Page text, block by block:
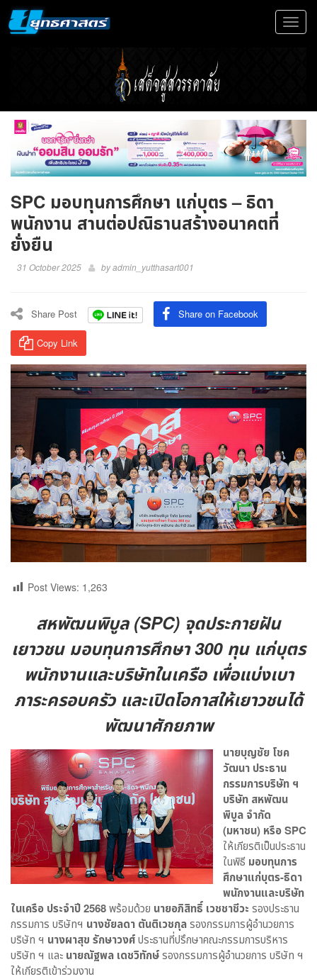
Toggle
SPC มอบทุนการศึกษา แก่บุตร – ธิดา
พนักงาน สานต่อปณิธานสร้างอนาคตที่
ยั่งยืน
31 October 2025 byadmin_yutthasart001
Share Post Share on Facebook
Copy Link
Post Views: 1,263
สหพัฒนพิบูล (SPC) จุดประกายฝัน
เยาวชน มอบทุนการศึกษา 300 ทุน แก่บุตร
พนักงานและบริษัทในเครือ เพื่อแบ่งเบา
ภาระครอบครัว และเปิดโอกาสให้เยาวชนได้
พัฒนาศักยภาพ
นายบุญชัย โชค
วัฒนา ประธาน
กรรมการบริษัท ฯ
บริษัท สหพัฒน
พิบูล จำกัด
(มหาชน) หรือSPC
ให้เกียรติเป็นประธาน
ในพิธี มอบทุนการ
ศึกษาแก่บุตร-ธิดา
พนักงานและบริษัท
ในเครือ ประจำปี2568พร้อมด้วย นายอภิสิทธิ์ เวชชาชีวะ รองประธาน
กรรมการ บริษัทฯ นางชัยลดา ตันติเวชกุลรองกรรมการผู้อำนวยการ
บริษัท ฯ นางผาสุข รักษาวงศ์ประธานที่ปรึกษาคณะกรรมการบริหาร
บริษัท ฯ และ นายณัฐพล เดชวิทักษ์รองกรรมการผู้อำนวยการ บริษัท ฯ
ให้เกียรติเข้าร่วมงาน